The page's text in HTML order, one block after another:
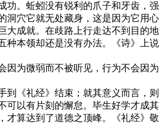
。蚯蚓没有锐利的爪子和牙齿，
穴它就无处藏身，这是因为它用心
就。在歧路上行走达不到目的
本领却还是没有办法。《诗》上
微弱而不被听见，行为不会因
礼经》结束；就其意义而言，
以有片刻的懈怠。毕生好学才成
算达到了道德之顶峰。《礼经》